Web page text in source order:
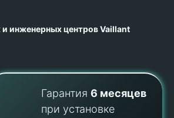
инженерных центров Vaillant
Гарантия6 месяцев
при установке